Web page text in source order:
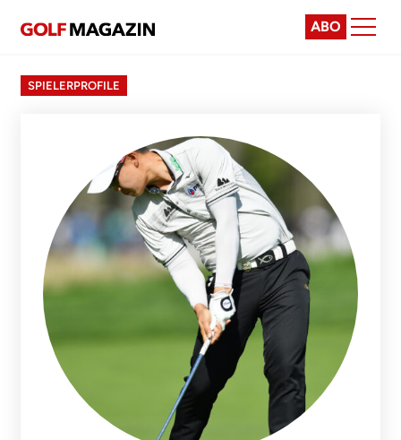
ABO
SPIELERPROFILE